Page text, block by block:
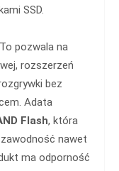
SSD.
pozwala na
rozszerzeń
bez
Adata
Flash, która
nawet
ma odporność